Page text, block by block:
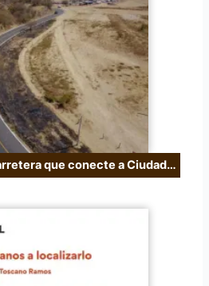
que conecte a Ciudad…